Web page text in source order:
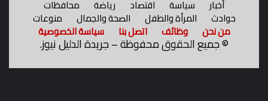
أخبار سياسة اقتصاد رياضة محافظات
حوادث المرأة والطفل الصحة والجمال منوعات
من نحن وظائف اتصل بنا سياسة الخصوصية
©جميع الحقوق محفوظة – جريدة الدليل نيوز.